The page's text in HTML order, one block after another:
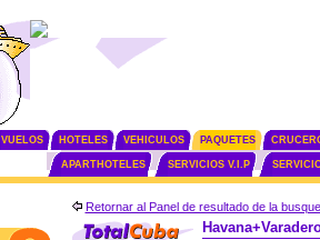
VUELOS HOTELES VEHICULOS PAQUETES
APARTHOTELES SERVICIOS V.I.P
Retornar al Panel de resultado de la